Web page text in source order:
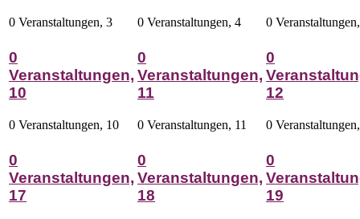
0 Veranstaltungen, 3 0 Veranstaltungen, 4 0
0
Veranstaltungen,
10
0 Veranstaltungen, 10
0
Veranstaltungen,
11
0 Veranstaltungen, 11
0
12
0
0
Veranstaltungen,
17
0
Veranstaltungen,
18
0
19